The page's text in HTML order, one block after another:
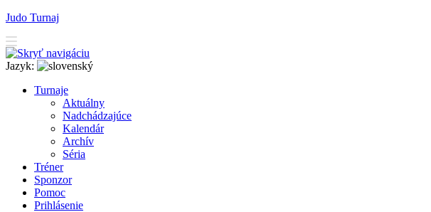
Judo Turnaj
Jazyk:
Turnaje
Aktuálny
Nadchádzajúce
Kalendár
Archív
Séria
Tréner
Sponzor
Pomoc
Prihlásenie